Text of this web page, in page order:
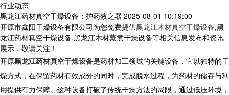
行业动态
黑龙江药材真空干燥设备：护药效之器 2025-08-01 10:19:00
开原市鑫阳干燥设备有限公司为您免费提供黑龙江木材真空干燥设备,黑
龙江药材真空干燥设备,黑龙江木材蒸煮干燥设备等相关信息发布和资讯
展示，敬请关注！
开原黑龙江药材真空干燥设备是药材加工领域的关键设备，它以独特的干
燥方式，在保留药材有效成分的同时，完成脱水过程，为药材的储存与利
用提供有力保障。这种设备打破了传统干燥方法的局限，通过低压环境，